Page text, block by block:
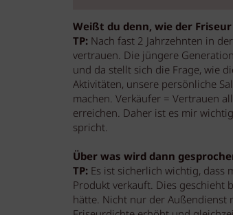
Weißt du denn, wie der
TP: Nach fast 2 Jahrzehnten in
vertrauen. Die jüngere
und da stellt sich die Frage, wie
Aktivitäten, unsere persönliche
machen. Verkäufer = Vertrauen
erreichen. Daher ist es mir
spricht.
Über was wird dann
TP: Es ist sicherlich wichtig,
Produkt verkauft. Dies geschieht
hätte. Nicht nur der Außendienst